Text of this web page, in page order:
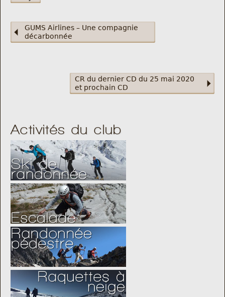
GUMS Airlines – Une compagnie
décarbonnée
CR du dernier CD du 25 mai 2020
et prochain CD
Activités du club